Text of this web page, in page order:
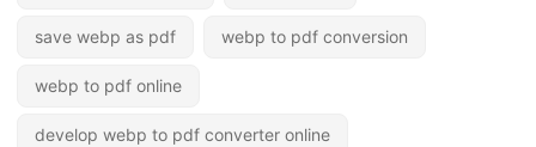
save webp as pdf webp to pdf conversion
webp to pdf online
develop webp to pdf converter online